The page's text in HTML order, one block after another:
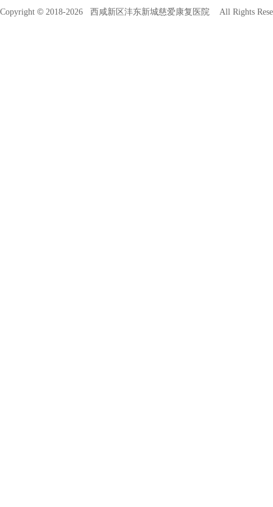
Copyright © 2018-2026 西咸新区沣东新城慈爱康复医院 All Rights